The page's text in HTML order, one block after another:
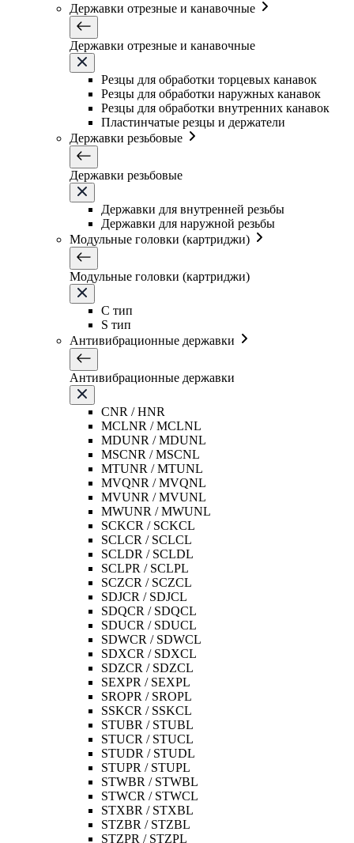
Державки отрезные и канавочные
Державки отрезные и канавочные
Резцы для обработки торцевых канавок
Резцы для обработки наружных канавок
Резцы для обработки внутренних канавок
Пластинчатые резцы и держатели
Державки резьбовые
Державки резьбовые
Державки для внутренней резьбы
Державки для наружной резьбы
Модульные головки (картриджи)
Модульные головки (картриджи)
C тип
S тип
Антивибрационные державки
Антивибрационные державки
CNR / HNR
MCLNR / MCLNL
MDUNR / MDUNL
MSCNR / MSCNL
MTUNR / MTUNL
MVQNR / MVQNL
MVUNR / MVUNL
MWUNR / MWUNL
SCKCR / SCKCL
SCLCR / SCLCL
SCLDR / SCLDL
SCLPR / SCLPL
SCZCR / SCZCL
SDJCR / SDJCL
SDQCR / SDQCL
SDUCR / SDUCL
SDWCR / SDWCL
SDXCR / SDXCL
SDZCR / SDZCL
SEXPR / SEXPL
SROPR / SROPL
SSKCR / SSKCL
STUBR / STUBL
STUCR / STUCL
STUDR / STUDL
STUPR / STUPL
STWBR / STWBL
STWCR / STWCL
STXBR / STXBL
STZBR / STZBL
STZPR / STZPL